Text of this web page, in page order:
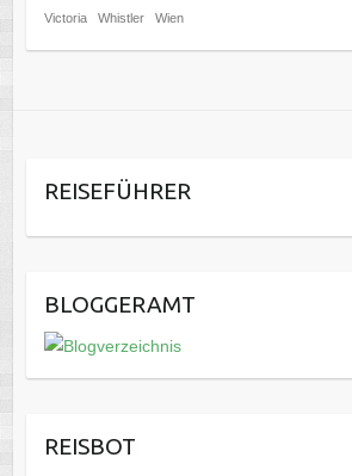
Victoria Whistler Wien
REISEFÜHRER
BLOGGERAMT
REISBOT